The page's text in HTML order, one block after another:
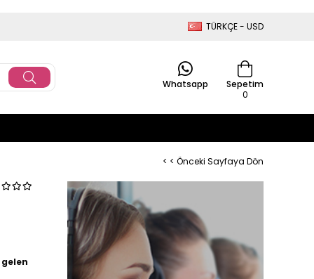
TÜRKÇE - USD
Sepetim
0
Whatsapp
< < Önceki Sayfaya Dön